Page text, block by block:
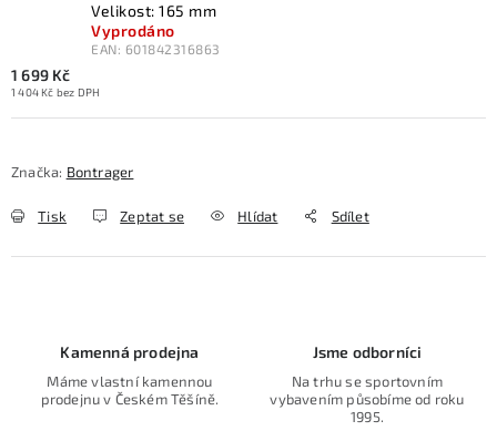
Velikost: 165 mm
Vyprodáno
EAN: 601842316863
1 699 Kč
1 404 Kč bez DPH
Značka: Bontrager
Tisk Zeptat se Hlídat Sdílet
Kamenná prodejna
Máme vlastní kamennou
prodejnu v Českém Těšíně.
Jsme odborníci
Na trhu se sportovním
vybavením působíme od roku
1995.